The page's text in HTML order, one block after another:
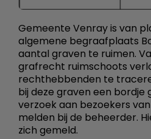
Gemeente Venray is van
algemene begraafplaats
aantal graven te ruimen.
grafrecht ruimschoots
rechthebbenden te
bij deze graven een
verzoek aan bezoekers
melden bij de beheerder.
zich gemeld.